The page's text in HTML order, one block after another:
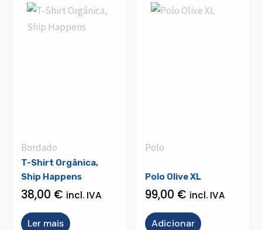
Bordado
T-Shirt Orgânica,
Ship Happens
38,00 € incl. IVA
Ler mais
Polo
Polo Olive XL
99,00 € incl. IVA
Adicionar